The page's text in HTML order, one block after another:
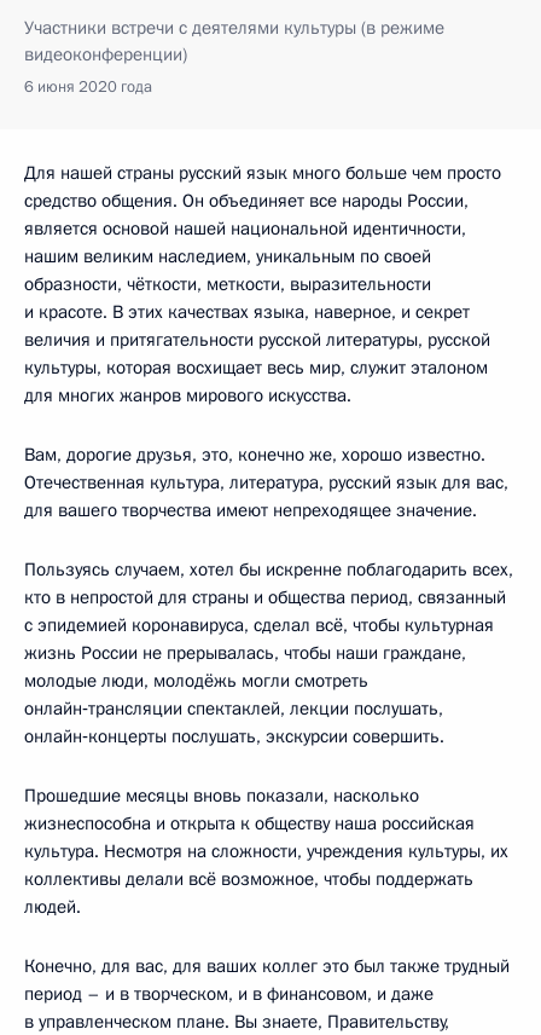
Участники встречи с деятелями культуры (в режиме
видеоконференции)
6 июня 2020 года
Для нашей страны русский язык много больше чем просто
средство общения. Он объединяет все народы России,
является основой нашей национальной идентичности,
нашим великим наследием, уникальным по своей
образности, чёткости, меткости, выразительности
и красоте. В этих качествах языка, наверное, и секрет
величия и притягательности русской литературы, русской
культуры, которая восхищает весь мир, служит эталоном
для многих жанров мирового искусства.
Вам, дорогие друзья, это, конечно же, хорошо известно.
Отечественная культура, литература, русский язык для вас,
для вашего творчества имеют непреходящее значение.
Пользуясь случаем, хотел бы искренне поблагодарить всех,
кто в непростой для страны и общества период, связанный
с эпидемией коронавируса, сделал всё, чтобы культурная
жизнь России не прерывалась, чтобы наши граждане,
молодые люди, молодёжь могли смотреть
онлайн‑трансляции спектаклей, лекции послушать,
онлайн‑концерты послушать, экскурсии совершить.
Прошедшие месяцы вновь показали, насколько
жизнеспособна и открыта к обществу наша российская
культура. Несмотря на сложности, учреждения культуры, их
коллективы делали всё возможное, чтобы поддержать
людей.
Конечно, для вас, для ваших коллег это был также трудный
период – и в творческом, и в финансовом, и даже
в управленческом плане. Вы знаете, Правительству,